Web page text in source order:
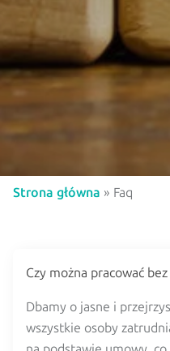
Strona główna » Faq
Czy można pracować
Dbamy o jasne i
wszystkie osoby